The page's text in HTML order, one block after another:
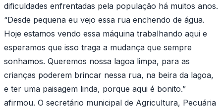
dificuldades enfrentadas pela população há muitos anos.
“Desde pequena eu vejo essa rua enchendo de água.
Hoje estamos vendo essa máquina trabalhando aqui e
esperamos que isso traga a mudança que sempre
sonhamos. Queremos nossa lagoa limpa, para as
crianças poderem brincar nessa rua, na beira da lagoa,
e ter uma paisagem linda, porque aqui é bonito.”
afirmou. O secretário municipal de Agricultura, Pecuária